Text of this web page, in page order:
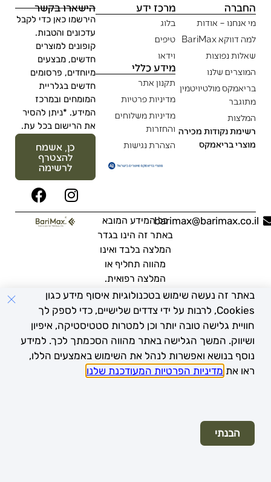
החברה
מי אנחנו – אודות
למה דווקא BariMax
שאלות נפוצות
המוצרים שלנו
בריאמקס מולטיויטמין
מתוגבר
המלצות
רשימת נקודות מכירה
מוצרי בריאמקס
מרכז ידע
בלוג
טיפים
וידאו
מידע כללי
תקנון אתר
מדיניות פרטיות
מדיניות משלוחים
והחזרות
הצהרת נגישות
הישארו בקשר
הירשמו כאן כדי לקבל
עדכונים והטבות.
קופונים למוצרים
חדשים, מבצעים
מיוחדים, פרסומים
חדשים בגלריית
המומחים ובמרכז
המידע. *ניתן להסיר
את הרישום בכל עת.
כן, אשמח
להצטרף
לרשימה
barimax@barimax.co.ilכל המידע המובא
באתר זה הינו בגדר
המלצה בלבד ואינו
מהווה תחליף או
המלצה רפואית.
מומלץ להתייעץ עם
רופא בכל מקרה
פרטי.
באתר זה נעשה שימוש בטכנולוגיות איסוף מידע כגון
Cookies, לרבות על ידי צדדים שלישיים, כדי לספק לך
חוויית גלישה טובה יותר וכן למטרות סטטיסטיקה, איפיון
ושיווק. המשך הגלישה באתר מהווה הסכמתך לכך. למידע
נוסף בנושא ואפשרות לנהל את השימוש באמצעים הללו,
ראו אתמדיניות הפרטיות המעודכנת שלנו.
הבנתי